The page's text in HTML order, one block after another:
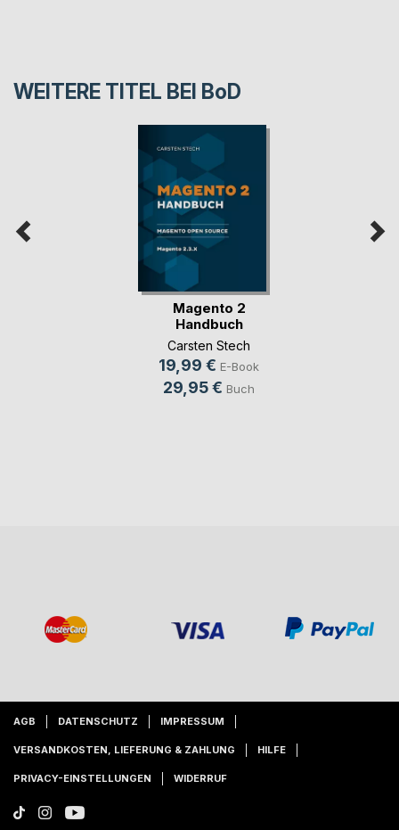
WEITERE TITEL BEI BoD
Magento 2
Handbuch
Carsten Stech
19,99 € E-Book
29,95 € Buch
AGB DATENSCHUTZ IMPRESSUM
VERSANDKOSTEN, LIEFERUNG & ZAHLUNG HILFE
PRIVACY-EINSTELLUNGEN WIDERRUF